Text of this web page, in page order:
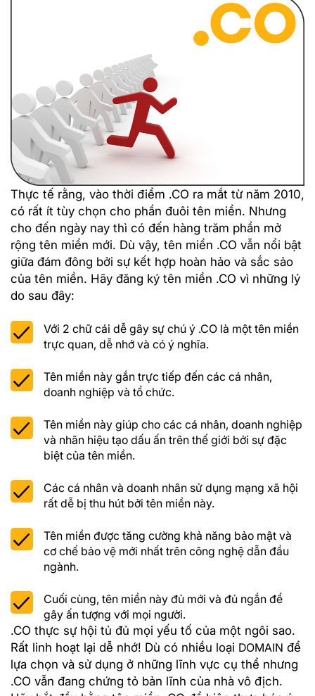
Thực tế rằng, vào thời điểm .CO ra mắt từ năm 2010,
có rất ít tùy chọn cho phần đuôi tên miền. Nhưng
cho đến ngày nay thì có đến hàng trăm phần mở
rộng tên miền mới. Dù vậy, tên miền .CO vẫn nổi bật
giữa đám đông bởi sự kết hợp hoàn hảo và sắc sảo
của tên miền. Hãy đăng ký tên miền .CO vì những lý
do sau đây:
Với 2 chữ cái dễ gây sự chú ý .CO là một tên miền
trực quan, dễ nhớ và có ý nghĩa.
Tên miền này gắn trực tiếp đến các cá nhân,
doanh nghiệp và tổ chức.
Tên miền này giúp cho các cá nhân, doanh nghiệp
và nhãn hiệu tạo dấu ấn trên thế giới bởi sự đặc
biệt của tên miền.
Các cá nhân và doanh nhân sử dụng mạng xã hội
rất dễ bị thu hút bởi tên miền này.
Tên miền được tăng cường khả năng bảo mật và
cơ chế bảo vệ mới nhất trên công nghệ dẫn đầu
ngành.
Cuối cùng, tên miền này đủ mới và đủ ngắn để
gây ấn tượng với mọi người.
.CO thực sự hội tủ đủ mọi yếu tố của một ngôi sao.
Rất linh hoạt lại dễ nhớ! Dù có nhiều loại DOMAIN để
lựa chọn và sử dụng ở những lĩnh vực cụ thể nhưng
.CO vẫn đang chứng tỏ bản lĩnh của nhà vô địch.